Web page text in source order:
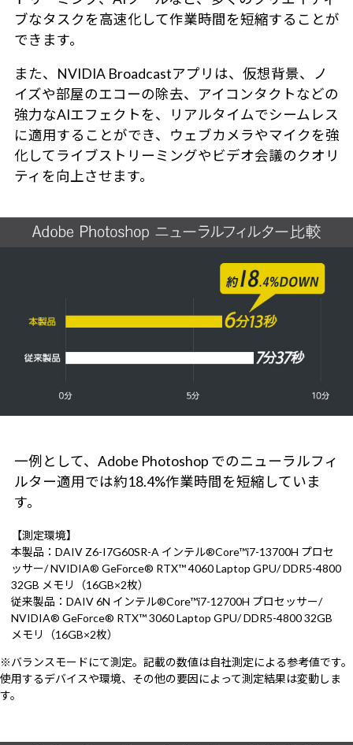
ブなタスクを高速化して作業時間を短縮することが
できます。
また、NVIDIA Broadcastアプリは、仮想背景、ノ
イズや部屋のエコーの除去、アイコンタクトなどの
強力なAIエフェクトを、リアルタイムでシームレス
に適用することができ、ウェブカメラやマイクを強
化してライブストリーミングやビデオ会議のクオリ
ティを向上させます。
一例として、Adobe Photoshop でのニューラルフィ
ルター適用では約18.4%作業時間を短縮していま
す。
【測定環境】
本製品：DAIV Z6-I7G60SR-A インテル®Core™i7-13700H プロセ
ッサー/ NVIDIA® GeForce® RTX™ 4060 Laptop GPU/ DDR5-4800
32GB メモリ（16GB×2枚）
従来製品：DAIV 6N インテル®Core™i7-12700H プロセッサー/
NVIDIA® GeForce® RTX™ 3060 Laptop GPU/ DDR5-4800 32GB
メモリ（16GB×2枚）
※バランスモードにて測定。記載の数値は自社測定による参考値です。
使用するデバイスや環境、その他の要因によって測定結果は変動しま
す。